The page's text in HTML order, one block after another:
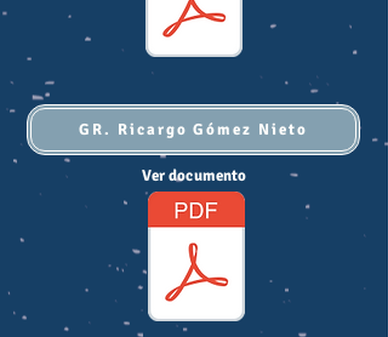
GR. Ricargo Gómez Nieto
Ver documento